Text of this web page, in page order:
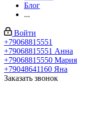
Блог
...
Войти
+79068815551
+79068815551 Анна
+79068815550 Мария
+79048641160 Яна
Заказать звонок